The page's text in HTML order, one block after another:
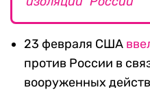
23 февраля США
против России в
вооруженных